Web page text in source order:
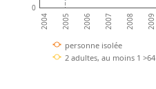
2004 2005 2006 2007 2008 2009
0
personne isolée
2 adultes, au moins 1 >64